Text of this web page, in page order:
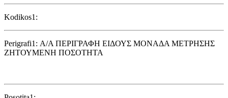
Kodikos1:
Perigrafi1: Α/Α ΠΕΡΙΓΡΑΦΗ ΕΙΔΟΥΣ ΜΟΝΑΔΑ ΜΕΤΡΗΣΗΣ
ΖΗΤΟΥΜΕΝΗ ΠΟΣΟΤΗΤΑ